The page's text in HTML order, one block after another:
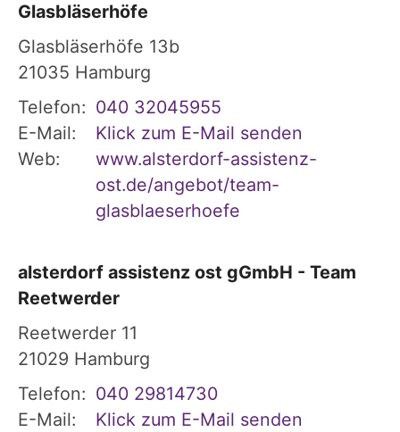
Glasbläserhöfe
Glasbläserhöfe 13b
21035 Hamburg
Telefon: 040 32045955
E-Mail:
Klick zum E-Mail senden
Web:
www.alsterdorf-assistenz-
ost.de/angebot/team-
glasblaeserhoefe
alsterdorf assistenz ost gGmbH - Team
Reetwerder
Reetwerder 11
21029 Hamburg
Telefon: 040 29814730
E-Mail:
Klick zum E-Mail senden